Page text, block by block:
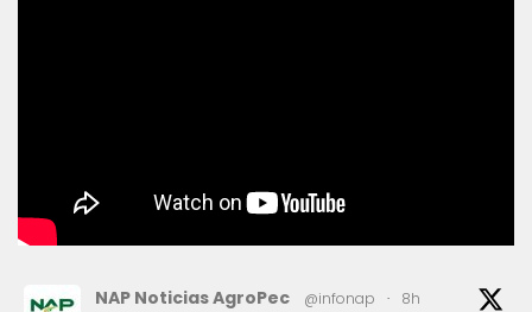
NAP Noticias AgroPec @infonap · 8h